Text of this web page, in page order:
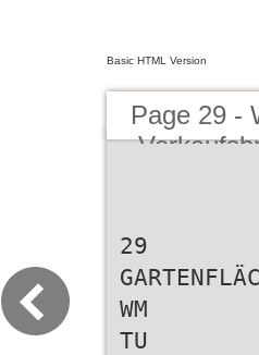
Basic HTML Version
Page 29 -
29
WM
TU